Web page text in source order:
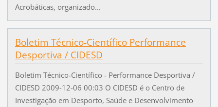
Acrobáticas, organizado...
Boletim Técnico-Científico Performance
Desportiva / CIDESD
Boletim Técnico-Científico - Performance Desportiva /
CIDESD 2009-12-06 00:03 O CIDESD é o Centro de
Investigação em Desporto, Saúde e Desenvolvimento